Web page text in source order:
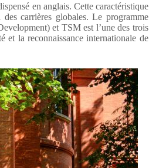
en anglais. Cette caractéristique
carrières globales. Le programme
et TSM est l’une des trois
et la reconnaissance internationale de